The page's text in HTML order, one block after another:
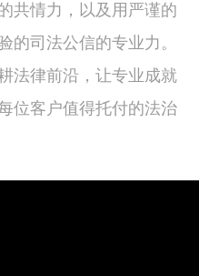
共情力，以及用严谨的
的司法公信的专业力。
法律前沿，让专业成就
位客户值得托付的法治